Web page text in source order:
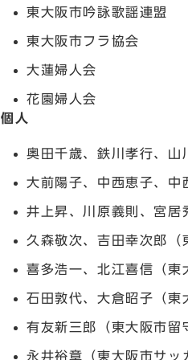
東大阪市吟詠歌謡連盟
東大阪市フラ協会
大蓮婦人会
花園婦人会
個人
奥田千歳、鉄川孝行、山
大前陽子、中西恵子、中
井上昇、川原義則、宮居
久森敬次、吉田幸次郎（
喜多浩一、北江喜信（東
石田敦代、大倉昭子（東
有友新三郎（東大阪市留
永井裕章（東大阪市サッ